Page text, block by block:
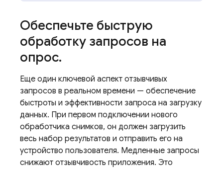
Обеспечьте быструю
обработку запросов на
опрос.
Еще один ключевой аспект отзывчивых
запросов в реальном времени — обеспечение
быстроты и эффективности запроса на загрузку
данных. При первом подключении нового
обработчика снимков, он должен загрузить
весь набор результатов и отправить его на
устройство пользователя. Медленные запросы
снижают отзывчивость приложения. Это